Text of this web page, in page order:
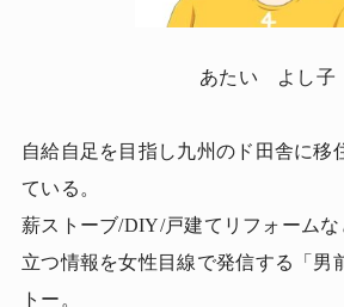
あたい よし子
自給自足を目指し九州のド田舎に移
ている。
薪ストーブ/DIY/戸建てリフォーム
立つ情報を女性目線で発信する「男
トー。